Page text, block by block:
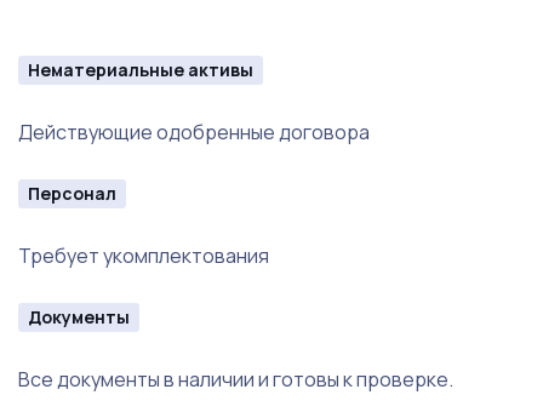
Нематериальные активы
Действующие одобренные договора
Персонал
Требует укомплектования
Документы
Все документы в наличии и готовы к проверке.